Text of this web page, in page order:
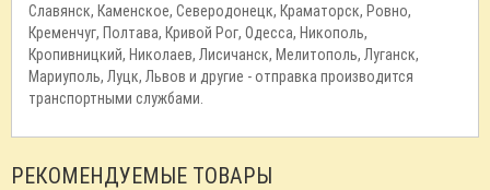
Славянск, Каменское, Северодонецк, Краматорск, Ровно,
Кременчуг, Полтава, Кривой Рог, Одесса, Никополь,
Кропивницкий, Николаев, Лисичанск, Мелитополь, Луганск,
Мариуполь, Луцк, Львов и другие - отправка производится
транспортными службами.
РЕКОМЕНДУЕМЫЕ ТОВАРЫ